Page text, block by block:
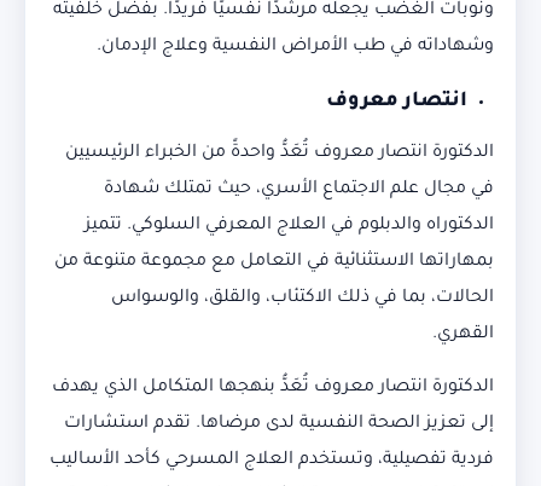
ونوبات الغضب يجعله مرشدًا نفسيًا فريدًا. بفضل خلفيته
وشهاداته في طب الأمراض النفسية وعلاج الإدمان.
انتصار معروف
الدكتورة انتصار معروف تُعَدُّ واحدةً من الخبراء الرئيسيين
في مجال علم الاجتماع الأسري، حيث تمتلك شهادة
الدكتوراه والدبلوم في العلاج المعرفي السلوكي. تتميز
بمهاراتها الاستثنائية في التعامل مع مجموعة متنوعة من
الحالات، بما في ذلك الاكتئاب، والقلق، والوسواس
القهري.
الدكتورة انتصار معروف تُعَدُّ بنهجها المتكامل الذي يهدف
إلى تعزيز الصحة النفسية لدى مرضاها. تقدم استشارات
فردية تفصيلية، وتستخدم العلاج المسرحي كأحد الأساليب